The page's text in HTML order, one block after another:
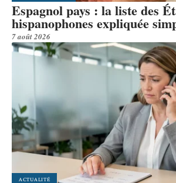
Espagnol pays : la liste des
hispanophones expliquée
7 août 2026
ACTUALITÉ